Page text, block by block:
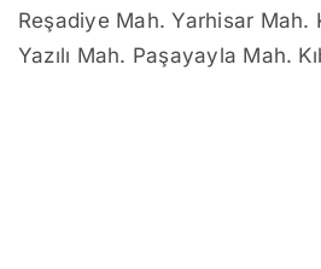
Reşadiye Mah. Yarhisar Mah.
Yazılı Mah. Paşayayla Mah.